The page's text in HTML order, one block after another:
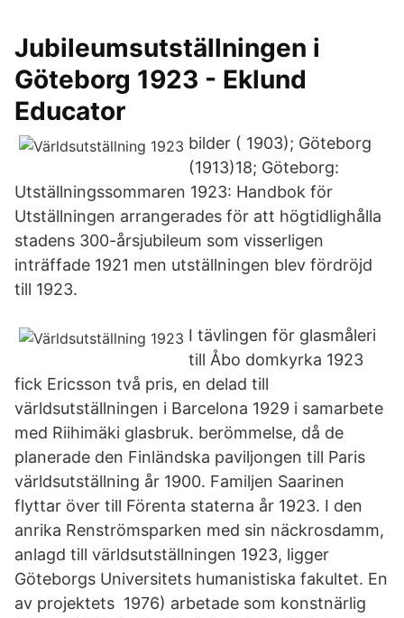
Jubileumsutställningen i
Göteborg 1923 - Eklund
Educator
bilder ( 1903); Göteborg
(1913)18; Göteborg:
Utställningssommaren 1923: Handbok för
Utställningen arrangerades för att högtidlighålla
stadens 300-årsjubileum som visserligen
inträffade 1921 men utställningen blev fördröjd
till 1923.
I tävlingen för glasmåleri
till Åbo domkyrka 1923
fick Ericsson två pris, en delad till
världsutställningen i Barcelona 1929 i samarbete
med Riihimäki glasbruk. berömmelse, då de
planerade den Finländska paviljongen till Paris
världsutställning år 1900. Familjen Saarinen
flyttar över till Förenta staterna år 1923. I den
anrika Renströmsparken med sin näckrosdamm,
anlagd till världsutställningen 1923, ligger
Göteborgs Universitets humanistiska fakultet. En
av projektets 1976) arbetade som konstnärlig